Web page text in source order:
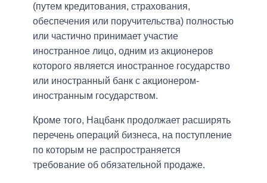
(путем кредитования, страхования,
обеспечения или поручительства) полностью
или частично принимает участие
иностранное лицо, одним из акционеров
которого является иностранное государство
или иностранный банк с акционером-
иностранным государством.
Кроме того, Нацбанк продолжает расширять
перечень операций бизнеса, на поступление
по которым не распространяется
требование об обязательной продаже.